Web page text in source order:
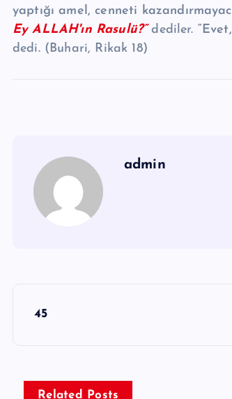
yaptığı amel, cenneti
Ey ALLAH'ın Rasulü?”dediler.
dedi. (Buhari, Rikak 18)
admin
45
Related Posts